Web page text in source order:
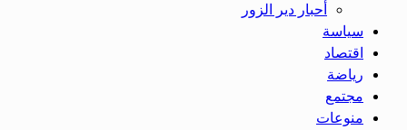
أحبار دير الزور
سياسة
اقتصاد
رياضة
مجتمع
منوعات